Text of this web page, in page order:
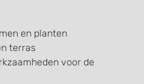
en planten
terras
voor de